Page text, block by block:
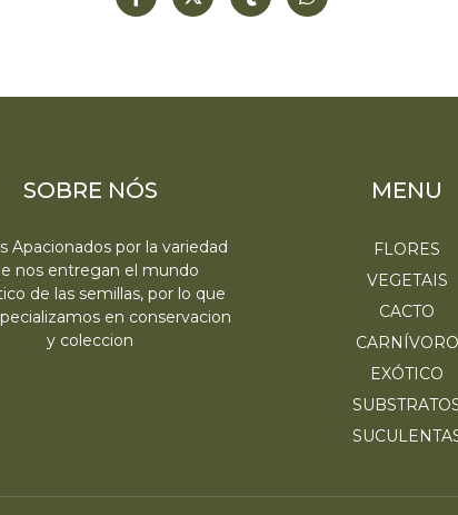
SOBRE NÓS
Apacionados por la variedad
nos entregan el mundo
de las semillas, por lo que
en conservacion
y coleccion
MENU
FLORES
VEGETAIS
CACTO
CARNÍVORO
EXÓTICO